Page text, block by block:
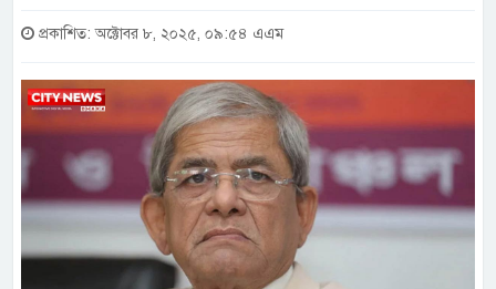
প্রকাশিত: অক্টোবর ৮, ২০২৫, ০৯:৫৪ এএম